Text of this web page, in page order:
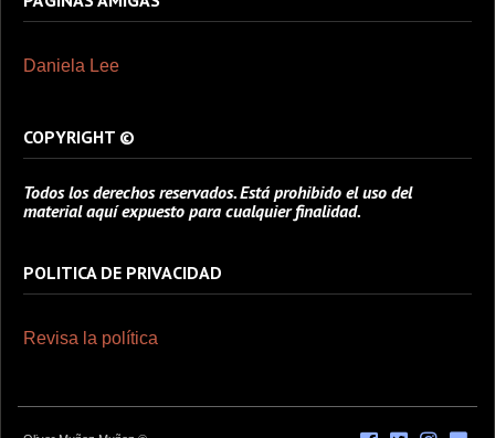
Daniela Lee
COPYRIGHT ©
Todos los derechos reservados. Está prohibido el uso del
material aquí expuesto para cualquier finalidad.
POLITICA DE PRIVACIDAD
Revisa la política